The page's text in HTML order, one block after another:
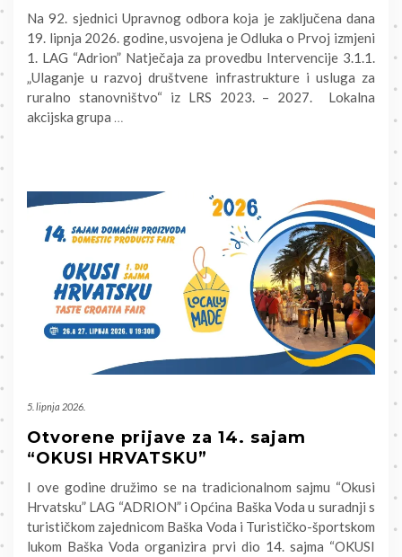
Na 92. sjednici Upravnog odbora koja je zaključena dana
19. lipnja 2026. godine, usvojena je Odluka o Prvoj izmjeni
1. LAG “Adrion” Natječaja za provedbu Intervencije 3.1.1.
„Ulaganje u razvoj društvene infrastrukture i usluga za
ruralno stanovništvo“ iz LRS 2023. – 2027. Lokalna
akcijska grupa …
5. lipnja 2026.
Otvorene prijave za 14. sajam
“OKUSI HRVATSKU”
I ove godine družimo se na tradicionalnom sajmu “Okusi
Hrvatsku” LAG “ADRION” i Općina Baška Voda u suradnji s
turističkom zajednicom Baška Voda i Turističko-športskom
lukom Baška Voda organizira prvi dio 14. sajma “OKUSI